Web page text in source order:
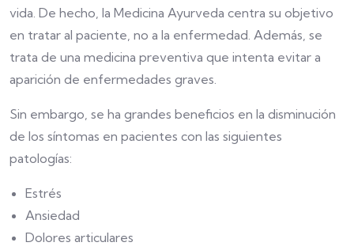
vida. De hecho, la Medicina Ayurveda centra su objetivo
en tratar al paciente, no a la enfermedad. Además, se
trata de una medicina preventiva que intenta evitar a
aparición de enfermedades graves.
Sin embargo, se ha grandes beneficios en la disminución
de los síntomas en pacientes con las siguientes
patologías:
Estrés
Ansiedad
Dolores articulares